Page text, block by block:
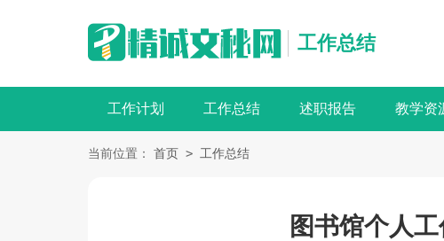
工作总结
工作计划 工作总结 述职报告 教学资
当前位置： 首页 > 工作总结
图书馆个人